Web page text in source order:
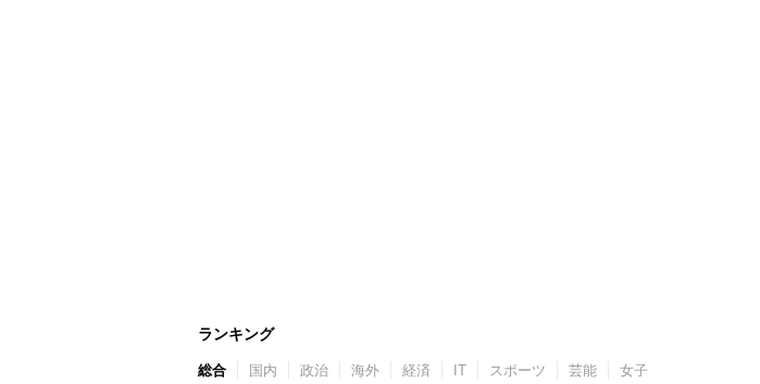
ランキング
総合 国内 政治 海外 経済 IT スポーツ 芸能 女子